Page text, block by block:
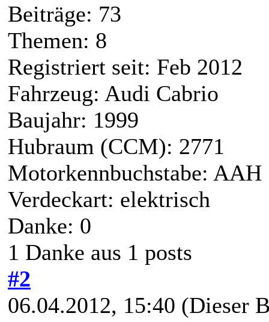
Beiträge: 73
Themen: 8
Registriert seit: Feb 2012
Fahrzeug: Audi Cabrio
Baujahr: 1999
Hubraum (CCM): 2771
Motorkennbuchstabe: AAH
Verdeckart: elektrisch
Danke: 0
1 Danke aus 1 posts
#2
06.04.2012, 15:40 (Dieser